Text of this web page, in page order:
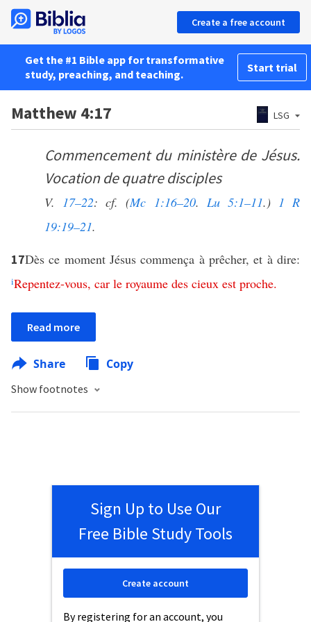
Create a free account
Get the #1 Bible app for transformative
study, preaching, and teaching.
Start trial
Matthew 4:17 LSG
Commencement du ministère de Jésus.
Vocation de quatre disciples
V. 17–22: cf. (Mc 1:16–20. Lu 5:1–11.) 1 R
19:19–21.
17Dès ce moment Jésus commença à prêcher, et à dire:
iRepentez-vous, car le royaume des cieux est proche.
Read more
Share Copy
Show footnotes
Sign Up to Use Our
Free Bible Study Tools
By registering for an account, you
Create account